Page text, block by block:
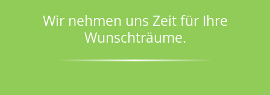
Wir nehmen uns Zeit für Ihre
Wunschträume.